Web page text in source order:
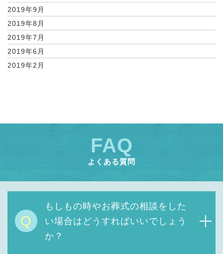
2019年9月
2019年8月
2019年7月
2019年6月
2019年2月
FAQ
よくある質問
Q
もしもの時やお葬式の相談をした
い場合はどうすればいいでしょう
か？